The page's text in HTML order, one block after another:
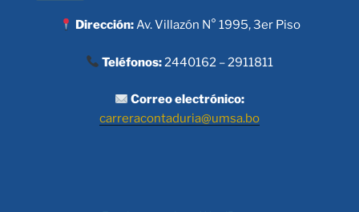
Dirección:Av. Villazón N° 1995, 3er Piso
Teléfonos: 2440162 – 2911811
Correo electrónico:
carreracontaduria@umsa.bo